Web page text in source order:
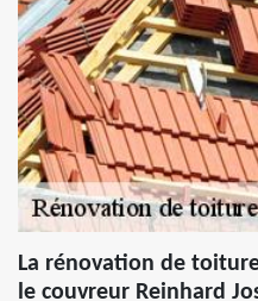
La rénovation de
le couvreur Reinhard